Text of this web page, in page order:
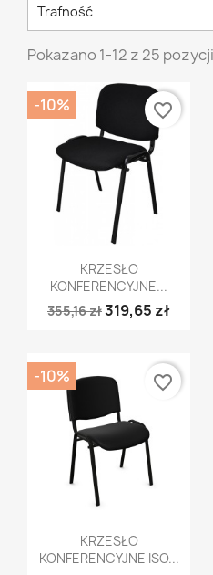
Trafność
Pokazano 1-12 z 25 pozycji
Szybki podgląd
KRZESŁO
KONFERENCYJNE...
355,16 zł319,65 zł
-10% favorite_border
Szybki podgląd
KRZESŁO
KONFERENCYJNE ISO...
-10% favorite_border